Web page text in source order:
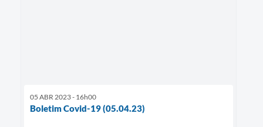
05 ABR 2023 - 16h00
Boletim Covid-19 (05.04.23)